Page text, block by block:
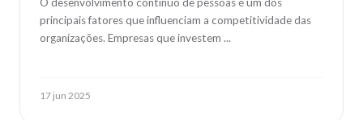
principais fatores que influenciam a competitividade das
organizações. Empresas que investem ...
17 jun 2025